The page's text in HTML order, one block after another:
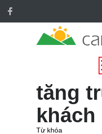
tăng
khách
Từ khóa